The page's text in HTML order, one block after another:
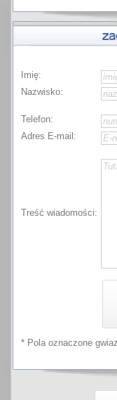
Imię:
Nazwisko:
Telefon:
Adres E-mail:
Treść wiadomości:
* Pola oznaczone